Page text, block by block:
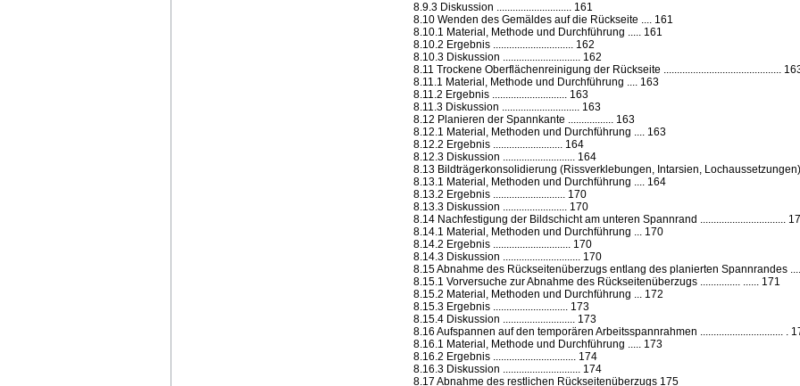
8.9.3 Diskussion ............................ 161
8.10 Wenden des Gemäldes auf die Rückseite .... 161
8.10.1 Material, Methode und Durchführung ..... 161
8.10.2 Ergebnis .............................. 162
8.10.3 Diskussion ............................. 162
8.11 Trockene Oberflächenreinigung der Rückseite ............................................
8.11.1 Material, Methode und Durchführung .... 163
8.11.2 Ergebnis ............................ 163
8.11.3 Diskussion ............................. 163
8.12 Planieren der Spannkante ................. 163
8.12.1 Material, Methoden und Durchführung .... 163
8.12.2 Ergebnis .......................... 164
8.12.3 Diskussion ........................... 164
8.13 Bildträgerkonsolidierung (Rissverklebungen, Intarsien, Lochaussetzungen)
8.13.1 Material, Methoden und Durchführung .... 164
8.13.2 Ergebnis ........................... 170
8.13.3 Diskussion ........................ 170
8.14 Nachfestigung der Bildschicht am unteren Spannrand ................................
8.14.1 Material, Methoden und Durchführung ... 170
8.14.2 Ergebnis ............................. 170
8.14.3 Diskussion ............................. 170
8.15 Abnahme des Rückseitenüberzugs entlang des planierten Spannrandes
8.15.1 Vorversuche zur Abnahme des Rückseitenüberzugs ............... ...... 171
8.15.2 Material, Methoden und Durchführung ... 172
8.15.3 Ergebnis ............................ 173
8.15.4 Diskussion ........................... 173
8.16 Aufspannen auf den temporären Arbeitsspannrahmen ............................... .
8.16.1 Material, Methode und Durchführung ..... 173
8.16.2 Ergebnis ............................... 174
8.16.3 Diskussion ............................. 174
8.17 Abnahme des restlichen Rückseitenüberzugs 175